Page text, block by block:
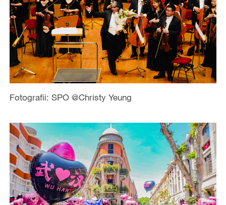
Fotografii: SPO @Christy Yeung